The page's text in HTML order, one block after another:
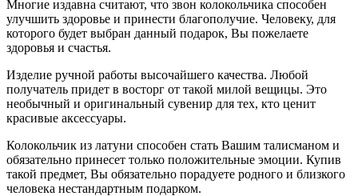
Многие издавна считают, что звон колокольчика способен
улучшить здоровье и принести благополучие. Человеку, для
которого будет выбран данный подарок, Вы пожелаете
здоровья и счастья.
Изделие ручной работы высочайшего качества. Любой
получатель придет в восторг от такой милой вещицы. Это
необычный и оригинальный сувенир для тех, кто ценит
красивые аксессуары.
Колокольчик из латуни способен стать Вашим талисманом и
обязательно принесет только положительные эмоции. Купив
такой предмет, Вы обязательно порадуете родного и близкого
человека нестандартным подарком.